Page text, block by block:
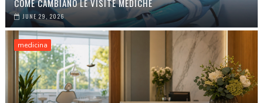
COME CAMBIANO LE VISITE MEDICHE
JUNE 29, 2026
medicina